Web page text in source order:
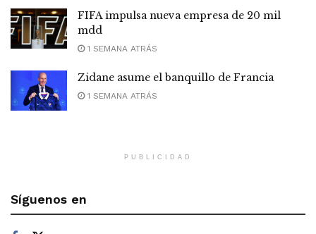
FIFA impulsa nueva empresa de 20 mil
mdd
1 SEMANA ATRÁS
Zidane asume el banquillo de Francia
1 SEMANA ATRÁS
PUBLICIDAD
Síguenos en